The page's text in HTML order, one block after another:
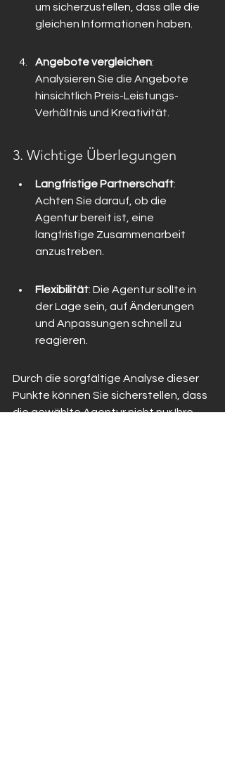
um sicherzustellen, dass alle die
gleichen Informationen haben.
Angebote vergleichen:
Analysieren Sie die Angebote
hinsichtlich Preis-Leistungs-
Verhältnis und Kreativität.
3. Wichtige Überlegungen
Langfristige Partnerschaft:
Achten Sie darauf, ob die
Agentur bereit ist, eine
langfristige Zusammenarbeit
anzustreben.
Flexibilität: Die Agentur sollte in
der Lage sein, auf Änderungen
und Anpassungen schnell zu
reagieren.
Durch die sorgfältige Analyse dieser
Punkte können Sie sicherstellen, dass
die gewählte Agentur nicht nur Ihre